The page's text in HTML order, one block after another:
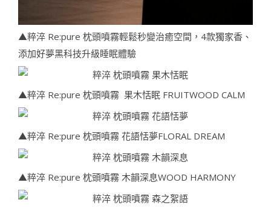
▲粹淬 Re:pure 枕頭噴霧輕鬆秒變治癒空間，4款獨家香、
添加好夢黑科技升級睡眠體驗
▲粹淬 Re:pure 枕頭噴霧 果木恬眠 FRUITWOOD CALM
▲粹淬 Re:pure 枕頭噴霧 花語恬夢FLORAL DREAM
▲粹淬 Re:pure 枕頭噴霧 木韻深息WOOD HARMONY